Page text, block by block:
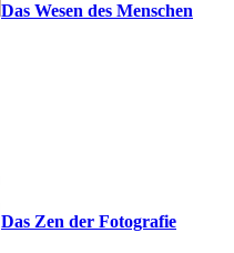
Das Wesen des Menschen
Das Zen der Fotografie